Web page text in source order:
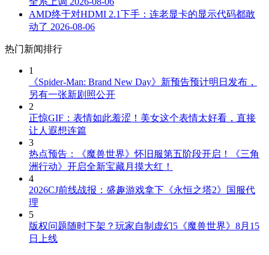
AMD终于对HDMI 2.1下手：连老显卡的显示代码都敢
动了 2026-08-06
热门新闻排行
1
《Spider-Man: Brand New Day》新预告预计明日发布，
另有一张新剧照公开
2
正惊GIF：表情如此羞涩！美女这个表情太好看，直接
让人遐想连篇
3
热点预告：《魔兽世界》怀旧服第五阶段开启！《三角
洲行动》开启全新宝藏月摸大红！
4
2026CJ前线战报：盛趣游戏拿下《永恒之塔2》国服代
理
5
版权问题随时下架？玩家自制虚幻5《魔兽世界》8月15
日上线